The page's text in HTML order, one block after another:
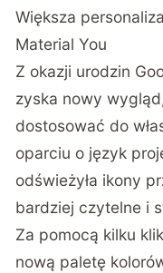
Większa
Material You
Z okazji urodzin
zyska nowy
dostosować do
oparciu o język
odświeżyła ikony
bardziej czytelne i
Za pomocą kilku
nową paletę